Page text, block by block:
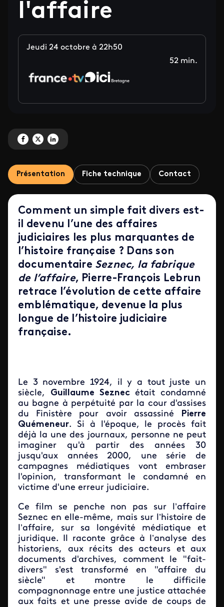
l'affaire
Jeudi 24 octobre à 22h50
52 min.
Partagez 'Seznec, la fabrique de l'affaire' sur Facebook
Partagez 'Seznec, la fabrique de l'affaire' sur X
Partagez 'Seznec, la fabrique de l'affaire' sur LinkedIn
Présentation Fiche technique Contact
Comment un simple fait divers est-
il devenu l’une des affaires
judiciaires les plus marquantes de
l’histoire française ? Dans son
documentaire Seznec, la fabrique
de l’affaire, Pierre-François Lebrun
retrace l’évolution de cette affaire
emblématique, devenue la plus
longue de l’histoire judiciaire
française.
Le 3 novembre 1924, il y a tout juste un
siècle, Guillaume Seznecétait condamné
au bagne à perpétuité par la cour d'assises
du Finistère pour avoir assassiné
Pierre
Quémeneur. Si à l'époque, le procès fait
déjà la une des journaux, personne ne peut
imaginer qu'à partir des années 30
jusqu'aux années 2000, une série de
campagnes médiatiques vont embraser
l'opinion, transformant le condamné en
victime d'une erreur judiciaire.
Ce film se penche non pas sur l’affaire
Seznec en elle-même, mais sur l’histoire de
l’affaire, sur sa longévité médiatique et
juridique. Il raconte grâce à l’analyse des
historiens, aux récits des acteurs et aux
documents d'archives, comment le "fait-
divers" s'est transformé en "affaire du
siècle" et montre le difficile
compagnonnage entre une justice attachée
aux faits et une presse avide de coups de